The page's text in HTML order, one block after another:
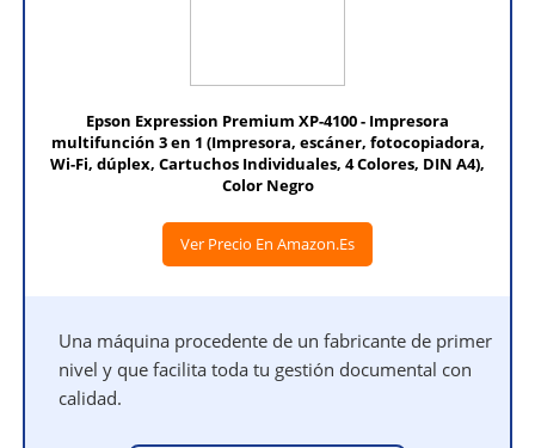
Epson Expression Premium XP-4100 - Impresora
multifunción 3 en 1 (Impresora, escáner, fotocopiadora,
Wi-Fi, dúplex, Cartuchos Individuales, 4 Colores, DIN A4),
Color Negro
Ver Precio En Amazon.es
Una máquina procedente de un fabricante de primer
nivel y que facilita toda tu gestión documental con
calidad.